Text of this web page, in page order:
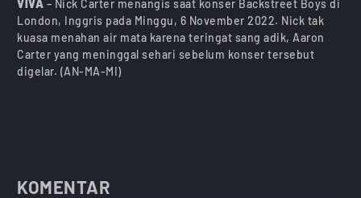
VIVA – Nick Carter menangis saat konser Backstreet Boys di
London, Inggris pada Minggu, 6 November 2022. Nick tak
kuasa menahan air mata karena teringat sang adik, Aaron
Carter yang meninggal sehari sebelum konser tersebut
digelar. (AN-MA-MI)
KOMENTAR